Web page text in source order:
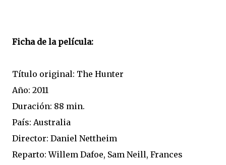
Ficha de la película:
Título original: The Hunter
Año: 2011
Duración: 88 min.
País: Australia
Director: Daniel Nettheim
Reparto: Willem Dafoe, Sam Neill, Frances